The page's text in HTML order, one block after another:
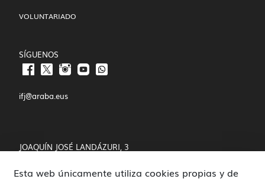
VOLUNTARIADO
SÍGUENOS
ifj@araba.eus
JOAQUÍN JOSÉ LANDÁZURI, 3
01008 VITORIA-GASTEIZ
Esta web únicamente utiliza cookies propias y de